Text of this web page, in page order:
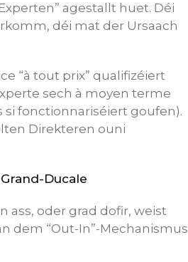
agestallt huet. Déi
déi mat der Ursaach
“à tout prix” qualifizéiert
sech à moyen terme
fonctionnariséiert goufen).
Direkteren ouni
Ducale
ass, oder grad dofir, weist
dem “Out-In”-Mechanismus